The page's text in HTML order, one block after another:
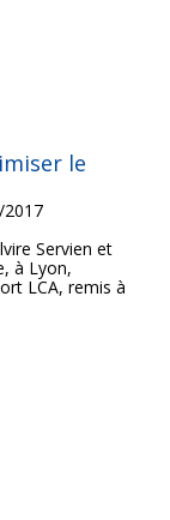
le
2017
Servien et
à Lyon,
LCA, remis à